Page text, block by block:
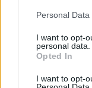
Personal
I want to opt-
personal data.
Opted In
I want to opt-